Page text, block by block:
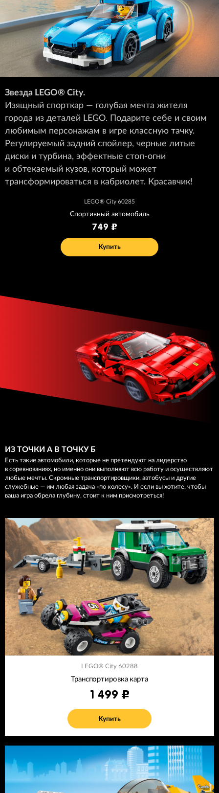
Звезда LEGO® City.
Изящный спорткар — голубая мечта жителя
города из деталей LEGO. Подарите себе и своим
любимым персонажам в игре классную тачку.
Регулируемый задний спойлер, черные литые
диски и турбина, эффектные стоп-огни
и обтекаемый кузов, который может
трансформироваться в кабриолет. Красавчик!
LEGO® City 60285
Спортивный автомобиль
749
Купить
ИЗ ТОЧКИ А В ТОЧКУ Б
Есть такие автомобили, которые не претендуют на лидерство
в соревнованиях, но именно они выполняют всю работу и осуществляют
любые мечты. Скромные транспортировщики, автобусы и другие
служебные — им любая задача «по колесу». И если вы хотите, чтобы
ваша игра обрела глубину, стоит к ним присмотреться!
LEGO® City 60288
Транспортировка карта
1 499
Купить